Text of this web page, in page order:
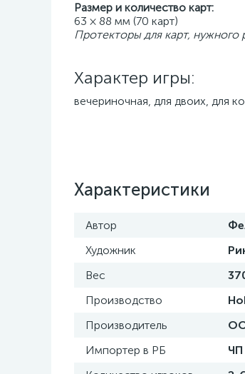
Размер и количество карт:
63 × 88 мм (70 карт)
Протекторы для карт, нужного
Характер игры:
вечериночная, для двоих, для
Характеристики
Автор
Художник
Вес
Производство
Производитель
Импортер в РБ
ЧП